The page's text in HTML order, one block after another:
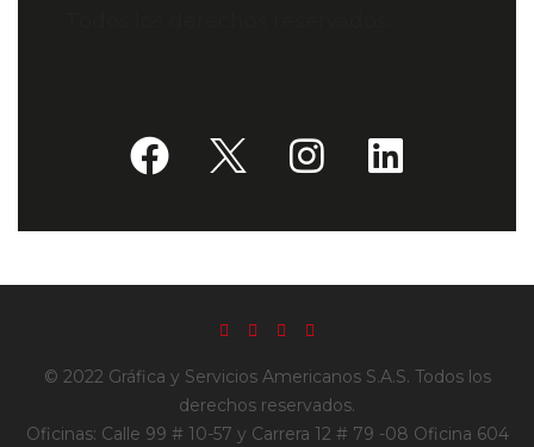
© 2022 Gráfica y Servicios Americanos S.A.S. Todos los
derechos reservados.
Oficinas: Calle 99 # 10-57 y Carrera 12 # 79 -08 Oficina 604